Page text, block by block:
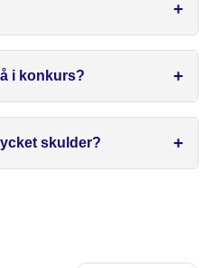
i konkurs?
skulder?